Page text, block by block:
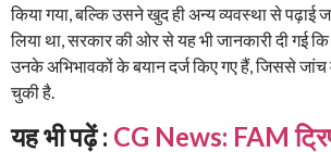
किया गया, बल्कि उसने खुद ही अन्य व्यवस्था से पढ़ाई
लिया था, सरकार की ओर से यह भी जानकारी दी गई
उनके अभिभावकों के बयान दर्ज किए गए हैं, जिससे जांच
चुकी है.
यह भी पढ़ें : CG News: FAM